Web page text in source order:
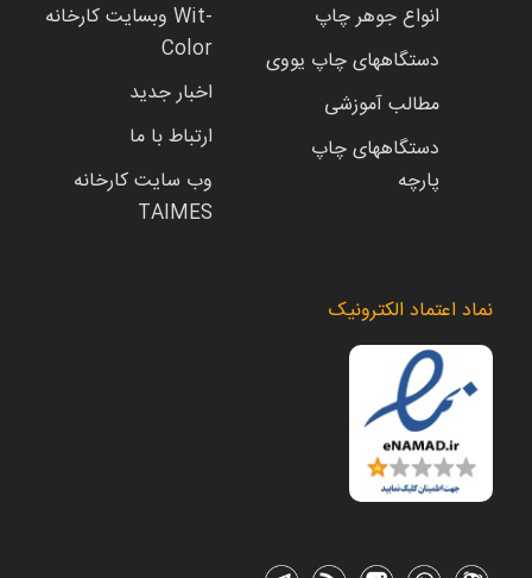
انواع جوهر چاپ
دستگاههای چاپ یووی
مطالب آموزشی
دستگاههای چاپ
پارچه
وبسایت کارخانه Wit-
Color
اخبار جدید
ارتباط با ما
وب سایت کارخانه
TAIMES
نماد اعتماد الکترونیک